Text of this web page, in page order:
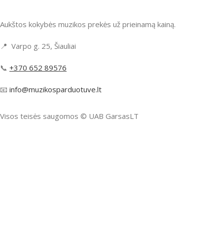
Aukštos kokybės muzikos prekės už prieinamą kainą.
📍 Varpo g. 25, Šiauliai
📞 +370 652 89576
📧 info@muzikosparduotuve.lt
Visos teisės saugomos ©️ UAB GarsasLT